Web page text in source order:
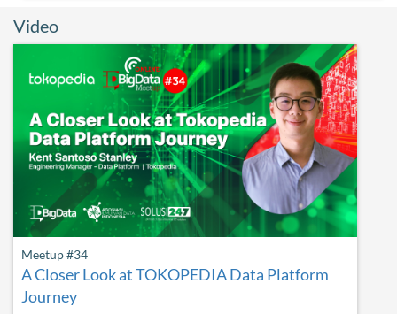
Video
Meetup #34
A Closer Look at TOKOPEDIA Data Platform
Journey